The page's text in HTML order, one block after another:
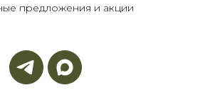
предложения и акции